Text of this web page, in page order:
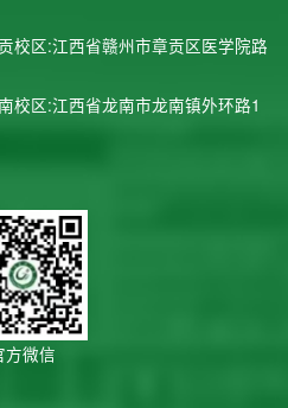
校区:江西省赣州市章贡区医学院路
校区:江西省龙南市龙南镇外环路1
方微信